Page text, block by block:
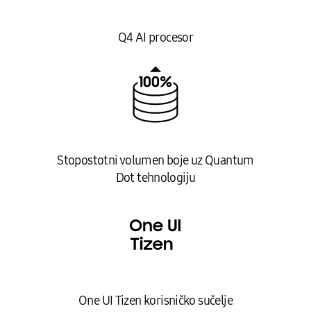
Q4 AI procesor
Stopostotni volumen boje uz Quantum
Dot tehnologiju
One UI Tizen korisničko sučelje